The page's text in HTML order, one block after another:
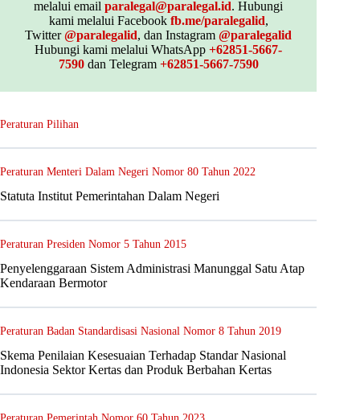
melalui emailparalegal@paralegal.id. Hubungi
kami melalui Facebook fb.me/paralegalid,
Twitter@paralegalid, dan Instagram@paralegalid
Hubungi kami melalui WhatsApp+62851-5667-
7590dan Telegram +62851-5667-7590
Peraturan Pilihan
Peraturan Menteri Dalam Negeri Nomor 80 Tahun 2022
Statuta Institut Pemerintahan Dalam Negeri
Peraturan Presiden Nomor 5 Tahun 2015
Penyelenggaraan Sistem Administrasi Manunggal Satu Atap
Kendaraan Bermotor
Peraturan Badan Standardisasi Nasional Nomor 8 Tahun 2019
Skema Penilaian Kesesuaian Terhadap Standar Nasional
Indonesia Sektor Kertas dan Produk Berbahan Kertas